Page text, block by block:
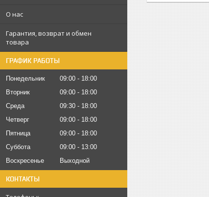
О нас
Гарантия, возврат и обмен
товара
ГРАФИК РАБОТЫ
Понедельник 09:00
18:00
Вторник
09:00
18:00
Среда
09:30
18:00
Четверг
09:00
18:00
Пятница
09:00
18:00
Суббота
09:00
13:00
Воскресенье
Выходной
КОНТАКТЫ